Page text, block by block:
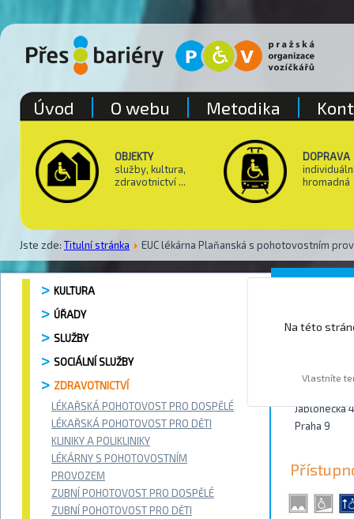
OBJEKTY
služby, kultura,
zdravotnictví ...
DOPRAVA
hromadná
Jste zde: Titulní stránka EUC lékárna Plaňanská s pohotovostním
Úvod O webu Metodika
KULTURA
ÚŘADY
SLUŽBY
SOCIÁLNÍ SLUŽBY
ZDRAVOTNICTVÍ
LÉKAŘSKÁ POHOTOVOST PRO DOSPĚLÉ
LÉKAŘSKÁ POHOTOVOST PRO DĚTI
KLINIKY A POLIKLINIKY
LÉKÁRNY S POHOTOVOSTNÍM
PROVOZEM
ZUBNÍ POHOTOVOST PRO DOSPĚLÉ
ZUBNÍ POHOTOVOST PRO DĚTI
Jablonecká
Praha 9
Na této
Vlastníte